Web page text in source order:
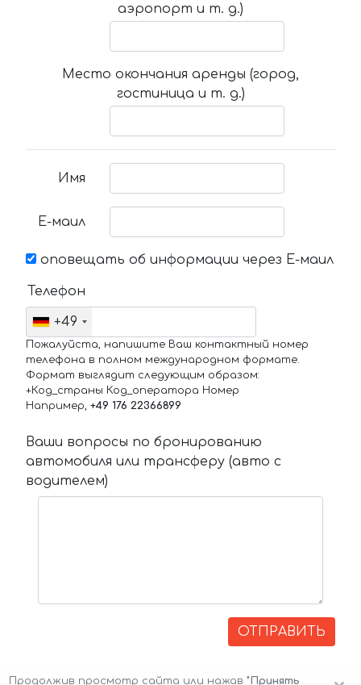
аэропорт и т. д.)
Место окончания аренды (город,
гостиница и т. д.)
Имя
Е-маил
оповещать об информации через Е-маил
Телефон
+49
Пожалуйста, напишите Ваш контактный номер
телефона в полном международном формате.
Формат выглядит следующим образом:
+Код_страны Код_оператора Номер
Например, +49 176 22366899
Ваши вопросы по бронированию
автомобиля или трансферу (авто с
водителем)
ОТПРАВИТЬ
Продолжив просмотр сайта или нажав "Принять